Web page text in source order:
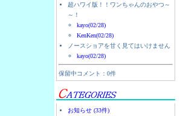
超ハワイ版！！ワンちゃんのおやつ～
～！
kayo(02/28)
KenKen(02/28)
ノースショアを甘く見てはいけません
kayo(02/28)
保留中コメント：0件
お知らせ (33件)